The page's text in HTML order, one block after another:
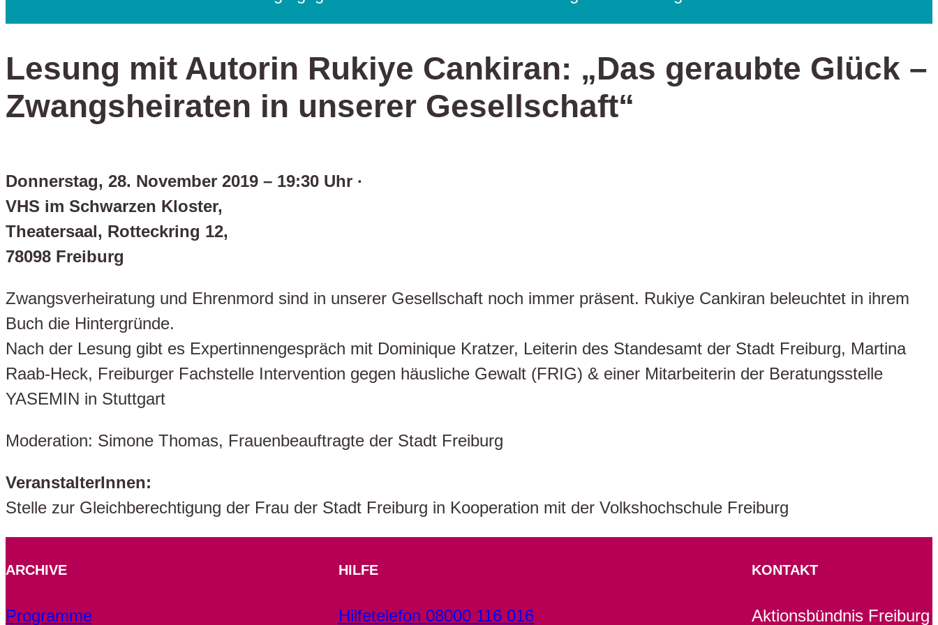
Lesung mit Autorin Rukiye Cankiran: „Das geraubte Glück –
Zwangsheiraten in unserer Gesellschaft“
Donnerstag, 28. November 2019 – 19:30 Uhr ·
VHS im Schwarzen Kloster,
Theatersaal, Rotteckring 12,
78098 Freiburg
Zwangsverheiratung und Ehrenmord sind in unserer Gesellschaft noch immer präsent. Rukiye Cankiran beleuchtet in ihrem
Buch die Hintergründe.
Nach der Lesung gibt es Expertinnengespräch mit Dominique Kratzer, Leiterin des Standesamt der Stadt Freiburg, Martina
Raab-Heck, Freiburger Fachstelle Intervention gegen häusliche Gewalt (FRIG) & einer Mitarbeiterin der Beratungsstelle
YASEMIN in Stuttgart
Moderation: Simone Thomas, Frauenbeauftragte der Stadt Freiburg
VeranstalterInnen:
Stelle zur Gleichberechtigung der Frau der Stadt Freiburg in Kooperation mit der Volkshochschule Freiburg
ARCHIVE
Programme
HILFE
Hilfetelefon 08000 116 016
KONTAKT
Aktionsbündnis Freiburg